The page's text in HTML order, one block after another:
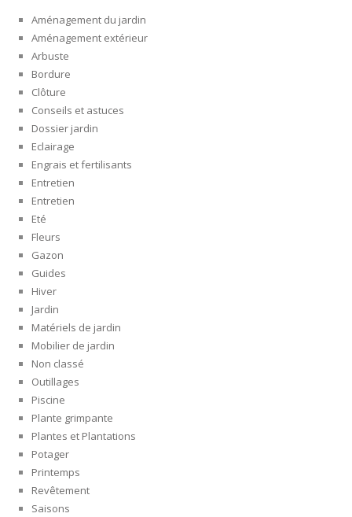
Aménagement du jardin
Aménagement extérieur
Arbuste
Bordure
Clôture
Conseils et astuces
Dossier jardin
Eclairage
Engrais et fertilisants
Entretien
Entretien
Eté
Fleurs
Gazon
Guides
Hiver
Jardin
Matériels de jardin
Mobilier de jardin
Non classé
Outillages
Piscine
Plante grimpante
Plantes et Plantations
Potager
Printemps
Revêtement
Saisons